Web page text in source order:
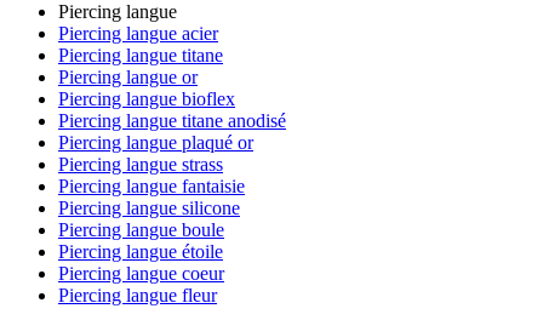
Piercing langue
Piercing langue acier
Piercing langue titane
Piercing langue or
Piercing langue bioflex
Piercing langue titane anodisé
Piercing langue plaqué or
Piercing langue strass
Piercing langue fantaisie
Piercing langue silicone
Piercing langue boule
Piercing langue étoile
Piercing langue coeur
Piercing langue fleur